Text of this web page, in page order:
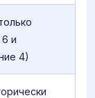
и
4)